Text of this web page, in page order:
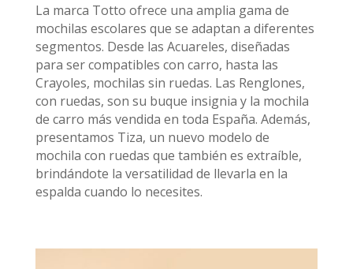
La marca Totto ofrece una amplia gama de
mochilas escolares que se adaptan a diferentes
segmentos. Desde las Acuareles, diseñadas
para ser compatibles con carro, hasta las
Crayoles, mochilas sin ruedas. Las Renglones,
con ruedas, son su buque insignia y la mochila
de carro más vendida en toda España. Además,
presentamos Tiza, un nuevo modelo de
mochila con ruedas que también es extraíble,
brindándote la versatilidad de llevarla en la
espalda cuando lo necesites.